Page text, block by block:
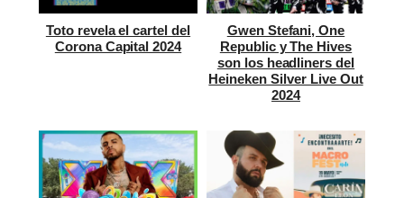
Toto revela el cartel del
Corona Capital 2024
Gwen Stefani, One
Republic y The Hives
son los headliners del
Heineken Silver Live Out
2024